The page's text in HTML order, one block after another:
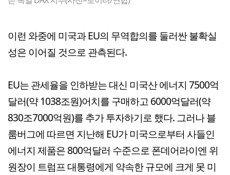
이런 와중에 미국과 EU의 무역합의를 둘러싼 불확실
성은 이어질 것으로 관측된다.
EU는 관세율을 인하받는 대신 미국산 에너지 7500억
달러(약 1038조원)어치를 구매하고 6000억달러(약
830조7000억원)를 추가 투자하기로 했다. 그러나 블
룸버그에 따르면 지난해 EU가 미국으로부터 사들인
에너지 제품은 800억달러 수준으로 폰데어라이엔 위
원장이 트럼프 대통령에게 약속한 규모에 크게 못 미